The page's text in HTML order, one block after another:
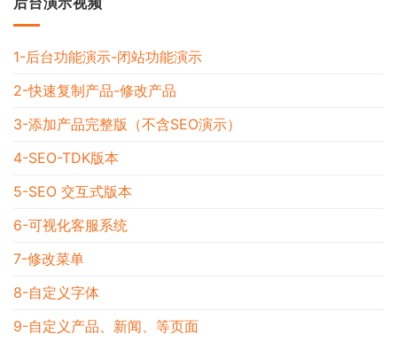
后台演示视频
1-后台功能演示-闭站功能演示
2-快速复制产品-修改产品
3-添加产品完整版（不含SEO演示）
4-SEO-TDK版本
5-SEO 交互式版本
6-可视化客服系统
7-修改菜单
8-自定义字体
9-自定义产品、新闻、等页面